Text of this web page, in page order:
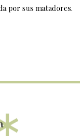
por sus matadores.